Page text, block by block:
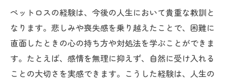
ペットロスの経験は、今後の人生において貴重な教訓と
なります。悲しみや喪失感を乗り越えたことで、困難に
直面したときの心の持ち方や対処法を学ぶことができま
す。たとえば、感情を無理に抑えず、自然に受け入れる
ことの大切さを実感できます。こうした経験は、人生の